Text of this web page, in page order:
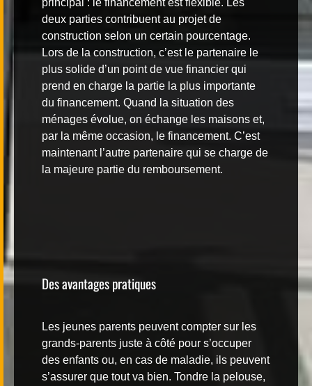
principal : le financement est flexible. Les
deux parties contribuent au projet de
construction selon un certain pourcentage.
Lors de la construction, c’est le partenaire le
plus solide d’un point de vue financier qui
prend en charge la partie la plus importante
du financement. Quand la situation des
ménages évolue, on échange les maisons et,
par la même occasion, le financement. C’est
maintenant l’autre partenaire qui se charge de
la majeure partie du remboursement.
Des avantages pratiques
Les jeunes parents peuvent compter sur les
grands-parents juste à côté pour s’occuper
des enfants ou, en cas de maladie, ils peuvent
s’assurer que tout va bien. Tondre la pelouse,